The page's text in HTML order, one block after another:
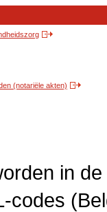
(notariële akten)
in
codes